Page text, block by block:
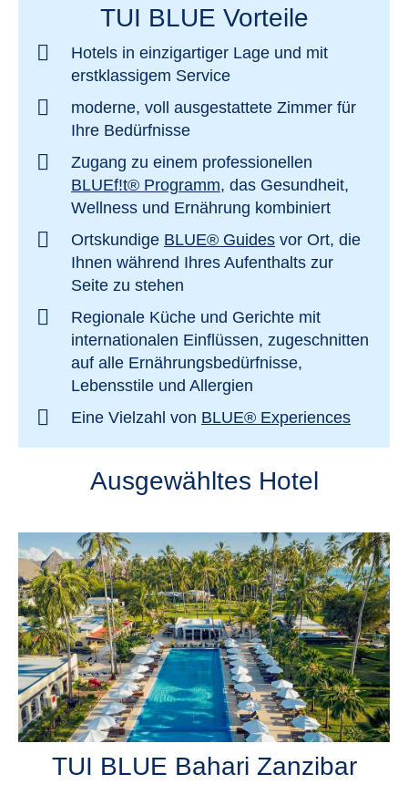
TUI BLUE Vorteile
Hotels in einzigartiger Lage und mit
erstklassigem Service
moderne, voll ausgestattete Zimmer für
Ihre Bedürfnisse
Zugang zu einem professionellen
BLUEf!t® Programm, das Gesundheit,
Wellness und Ernährung kombiniert
Ortskundige BLUE® Guides vor Ort, die
Ihnen während Ihres Aufenthalts zur
Seite zu stehen
Regionale Küche und Gerichte mit
internationalen Einflüssen, zugeschnitten
auf alle Ernährungsbedürfnisse,
Lebensstile und Allergien
Eine Vielzahl von BLUE® Experiences
Ausgewähltes Hotel
TUI BLUE Bahari Zanzibar